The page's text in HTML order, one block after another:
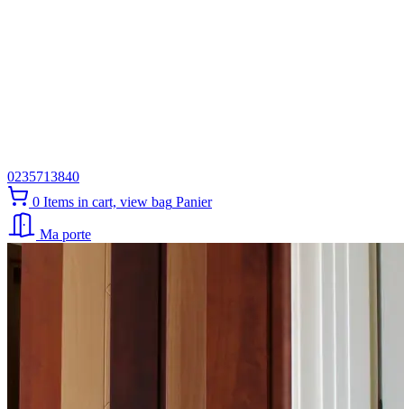
0235713840
0 Items in cart, view bag Panier
Ma porte